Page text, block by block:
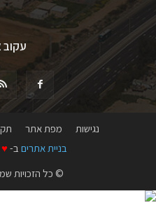
עקוב
נגישות מפת אתר
בניית אתרים ב- ♥
© כל הזכויות